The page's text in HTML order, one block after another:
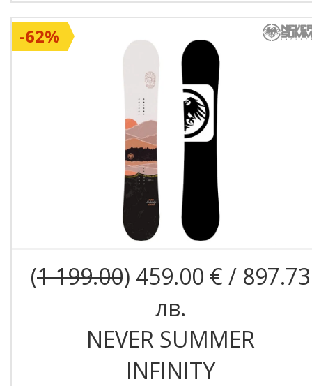
(1 199.00) 459.00 € / 897.73
лв.
NEVER SUMMER
INFINITY
-62%